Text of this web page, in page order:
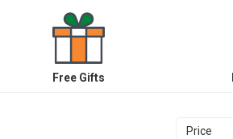
Free Gifts
Price